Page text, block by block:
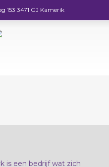
153 3471 GJ Kamerik
is een bedrijf wat zich